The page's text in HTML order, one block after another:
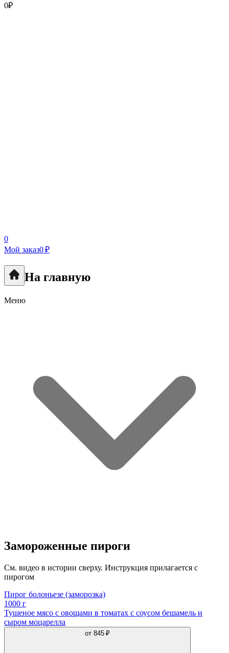
0₽
0
Мой заказ0 ₽
На главную
Меню
Замороженные пироги
См. видео в истории сверху. Инструкция прилагается с
пирогом
Пирог болоньезе (заморозка)
1000 г
Тушеное мясо с овощами в томатах с соусом бешамель и
сыром моцарелла
от 845 ₽